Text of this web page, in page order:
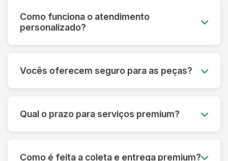
vintage, uniformes especiais e qualquer peça de
alto valor monetário ou sentimental.
Como funciona o atendimento
personalizado?
desde a avaliação inicial até a entrega,
oferecendo orientações personalizadas.
Vocês oferecem seguro para as peças?
danos ou perdas, com cobertura de até R$
50.000 por peça.
Qual o prazo para serviços premium?
Como é feita a coleta e entrega premium?